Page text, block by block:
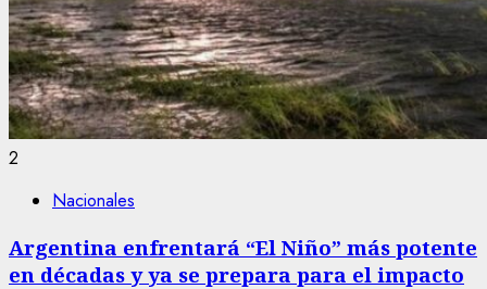
2
Nacionales
Argentina enfrentará “El Niño” más potente
en décadas y ya se prepara para el impacto